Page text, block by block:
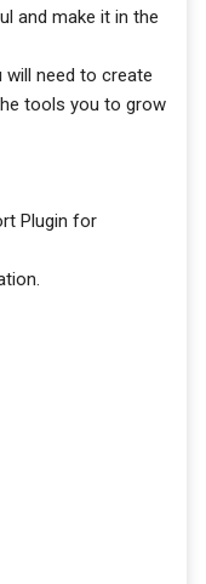
and make it in the
will need to create
tools you to grow
Plugin for